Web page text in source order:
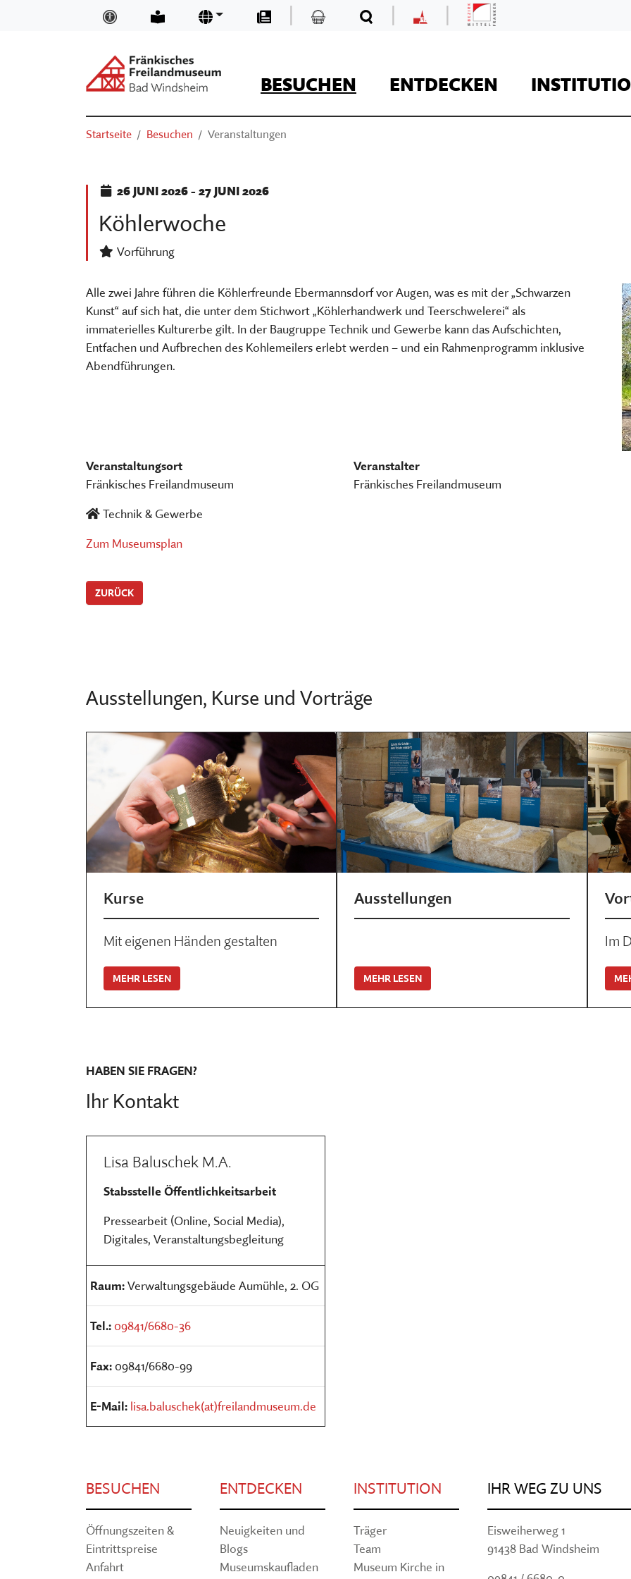
Zum Hauptinhalt springenInklusion und Barrierefreiheit
Leichte Sprache
Sprachen Presse
| Kaufladen | | Mittelfranken
BESUCHEN ENTDECKEN
ORIENTIEREN IM MUSEUM
VERANSTALTUNGEN
AUSSTELLUNGEN
FÜHRUNGEN UND MEHR
ESSEN, TRINKEN & EINKAUFEN
Der Onlineshop des
Freilandmuseums
KURSE
VORTRÄGE
THEATER, KINO & KONZERTE
PUBLIKATIONEN, BÜCHER & ZEITSCHRIFTEN
STORCHENNEST
Museum Kirche in
Museum im Museum
HIER KOMMEN SIE ZUM
FÖRDERVEREIN
STELLENANGEBOTE
MUSEUMSAUFGABEN
PR & ÖFFENTLICHKEITSARBEIT
Museumsaufgaben
Sammeln, bewahren,
MEHR ÜBER UNSERE
Startseite Besuchen Veranstaltungen
Köhlerwoche
26JUNI 2026-27JUNI 2026
Vorführung
Alle zwei Jahre führen die Köhlerfreunde Ebermannsdorf vor Augen, was es mit der „Schwarzen
Kunst“ auf sich hat, die unter dem Stichwort „Köhlerhandwerk und Teerschwelerei“ als
immaterielles Kulturerbe gilt. In der Baugruppe Technik und Gewerbe kann das Aufschichten,
Entfachen und Aufbrechen des Kohlemeilers erlebt werden – und ein Rahmenprogramm inklusive
Abendführungen.
Veranstaltungsort
Fränkisches Freilandmuseum
Technik & Gewerbe
Zum Museumsplan
Veranstalter
Fränkisches Freilandmuseum
ZURÜCK
Ausstellungen, Kurse und Vorträge
Kurse
Mit eigenen Händen gestalten
MEHR LESEN
Ausstellungen
MEHR LESEN
Im
Ihr Kontakt
HABEN SIE FRAGEN?
Lisa Baluschek M.A.
Stabsstelle Öffentlichkeitsarbeit
Pressearbeit (Online, Social Media),
Digitales, Veranstaltungsbegleitung
Raum:Verwaltungsgebäude Aumühle, 2. OG
Tel.:09841/6680-36
Fax:09841/6680-99
E-Mail: lisa.baluschek(at)freilandmuseum.de
BESUCHEN
Öffnungszeiten &
Eintrittspreise
Anfahrt
ENTDECKEN
Neuigkeiten und
Blogs
Museumskaufladen
INSTITUTION
Träger
Team
Museum Kirche in
IHR WEG ZU UNS
Eisweiherweg 1
91438 Bad Windsheim